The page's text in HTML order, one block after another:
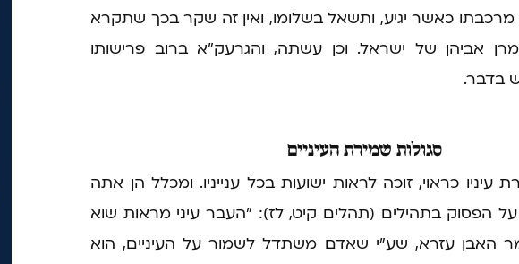
מרכבתו כאשר יגיע, ותשאל בשלומו, ואין זה שקר בכך שתקרא
אביהן של ישראל. וכן עשתה, והגרעק"א ברוב פרישותו
בדבר.
סגולות שמירת העיניים
עיניו כראוי, זוכה לראות ישועות בכל ענייניו. ומכלל הן אתה
הפסוק בתהילים (תהלים קיט, לז): "העבר עיני מראות שוא
האבן עזרא, שע"י שאדם משתדל לשמור על העיניים, הוא